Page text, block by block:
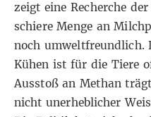
zeigt eineRecherche
schiere Menge an
noch umweltfreundlich.
Kühen ist für die Tiere
Ausstoß an Methan
nicht unerheblicher